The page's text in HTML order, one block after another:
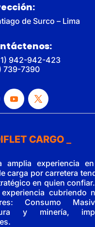
de Surco – Lima
942-942-423
739-7390
CARGO
amplia experiencia
carga por carretera
en quien
cubriendo
Consumo
y minería,